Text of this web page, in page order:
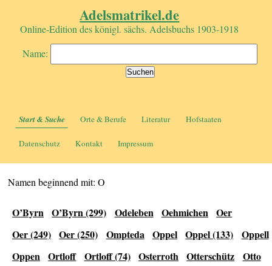
Adelsmatrikel.de
Online-Edition des königl. sächs. Adelsbuchs 1903-1918
Name:
Start & Suche Orte & Berufe Literatur Hofstaaten
Datenschutz Kontakt Impressum
Namen beginnend mit: O
O’Byrn O’Byrn (299) Odeleben Oehmichen Oer
Oer (249) Oer (250) Ompteda Oppel Oppel (133)
Oppell
Oppen Ortloff Ortloff (74) Osterroth Otterschütz
Otto